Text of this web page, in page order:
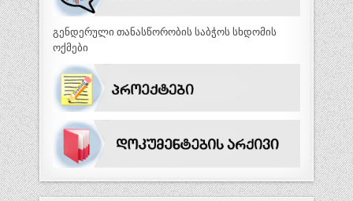
გენდერული თანასწორობის საბჭოს სხდომის
ოქმები